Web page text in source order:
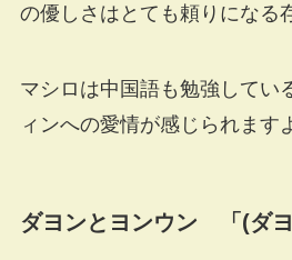
の優しさはとても頼りになる
マシロは中国語も勉強してい
ィンへの愛情が感じられます
ダヨンとヨンウン 「(ダヨ